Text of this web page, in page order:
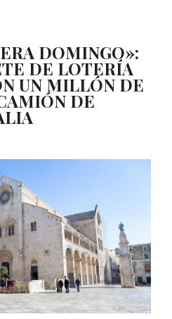
DOMINGO»:
DE LOTERÍA
UN MILLÓN DE
DE